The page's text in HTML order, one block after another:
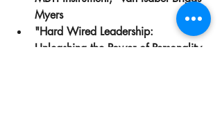
Myers
"Hard Wired Leadership:
Unleashing the Power of Personality